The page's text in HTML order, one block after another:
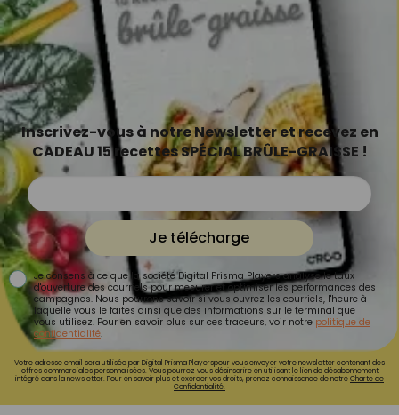
Inscrivez-vous à notre Newsletter et recevez en
CADEAU 15 recettes SPÉCIAL BRÛLE-GRAISSE !
Je télécharge
Je consens à ce que la société Digital Prisma Players analyse le taux
d'ouverture des courriels pour mesurer et optimiser les performances des
campagnes. Nous pourrons savoir si vous ouvrez les courriels, l'heure à
laquelle vous le faites ainsi que des informations sur le terminal que
vous utilisez. Pour en savoir plus sur ces traceurs, voir notre politique de
confidentialité.
Votre adresse email sera utilisée par Digital Prisma Playerspour vous envoyer votre newsletter contenant des
offres commerciales personnalisées. Vous pourrez vous désinscrire en utilisant le lien de désabonnement
intégré dans la newsletter. Pour en savoir plus et exercer vos droits, prenez connaissance de notreCharte de
Confidentialité.